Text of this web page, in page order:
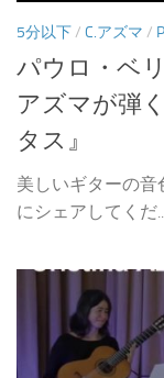
5分以下/ C.アズマ /
パウロ・ベ
アズマが弾
タス』
美しいギターの
にシェアしてくだ